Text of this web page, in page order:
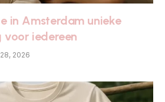
in Amsterdam unieke
voor iedereen
2026